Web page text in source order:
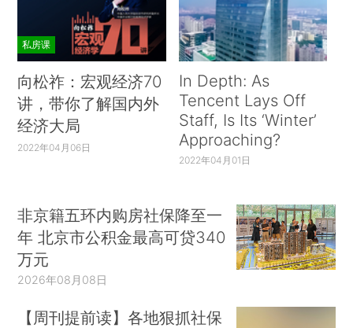
私房课
向松祚：宏观经济70
讲，带你了解国内外
经济大局
2022年04月06日
In Depth: As
Tencent Lays Off
Staff, Is Its ‘Winter’
Approaching?
2022年04月01日
非京籍五环内购房社保降至一
年 北京市公积金最高可贷340
万元
2026年08月08日
【周刊提前读】各地狠抓社保